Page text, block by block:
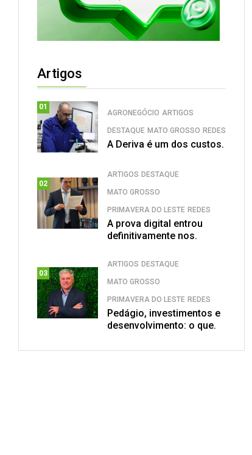
Artigos
01
AGRONEGÓCIO ARTIGOS
DESTAQUE MATO GROSSO REDES
A Deriva é um dos custos.
02
ARTIGOS DESTAQUE
MATO GROSSO
PRIMAVERA DO LESTE REDES
A prova digital entrou
definitivamente nos.
03
ARTIGOS DESTAQUE
MATO GROSSO
PRIMAVERA DO LESTE REDES
Pedágio, investimentos e
desenvolvimento: o que.